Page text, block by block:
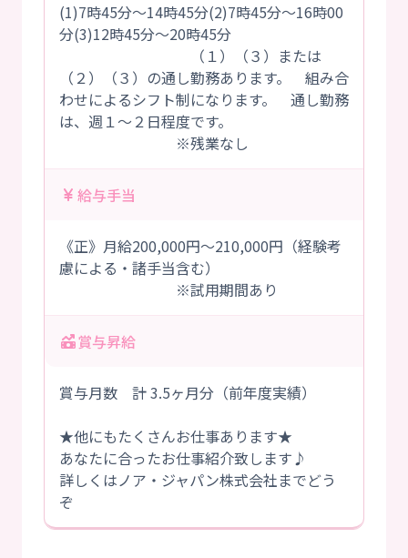
(1)7時45分～14時45分(2)7時45分～16時00
分(3)12時45分～20時45分
（１）（３）または
（２）（３）の通し勤務あります。 組み合
わせによるシフト制になります。 通し勤務
は、週１～２日程度です。
※残業なし
給与手当
《正》月給200,000円～210,000円（経験考
慮による・諸手当含む）
※試用期間あり
賞与昇給
賞与月数 計 3.5ヶ月分（前年度実績）
★他にもたくさんお仕事あります★
あなたに合ったお仕事紹介致します♪
詳しくはノア・ジャパン株式会社までどう
ぞ